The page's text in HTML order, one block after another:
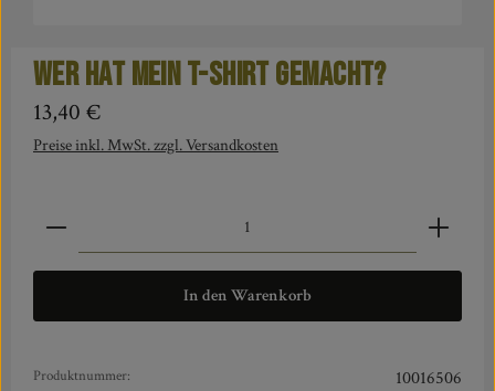
Wer hat mein T-Shirt gemacht?
Regulärer Preis:
13,40 €
Preise inkl. MwSt. zzgl. Versandkosten
Produkt Anzahl: Gib den gewünschten Wert ein oder
In den Warenkorb
Produktnummer: 10016506